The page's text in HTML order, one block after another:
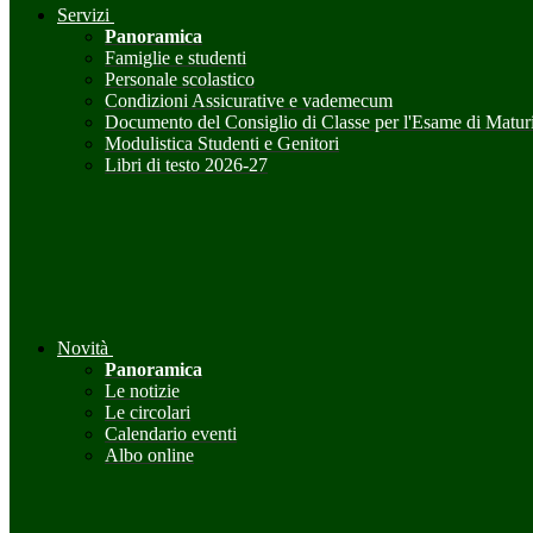
Servizi
Panoramica
Famiglie e studenti
Personale scolastico
Condizioni Assicurative e vademecum
Documento del Consiglio di Classe per l'Esame di
Modulistica Studenti e Genitori
Libri di testo 2026-27
Novità
Panoramica
Le notizie
Le circolari
Calendario eventi
Albo online